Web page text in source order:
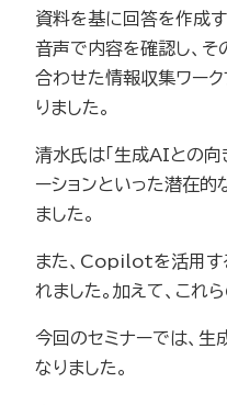
資料を基に回答を作成
音声で内容を確認し、
合わせた情報収集ワー
りました。
清水氏は「生成AIとの向
ーションといった潜在
ました。
また、Copilotを活用す
れました。加えて、これ
今回のセミナーでは、
なりました。